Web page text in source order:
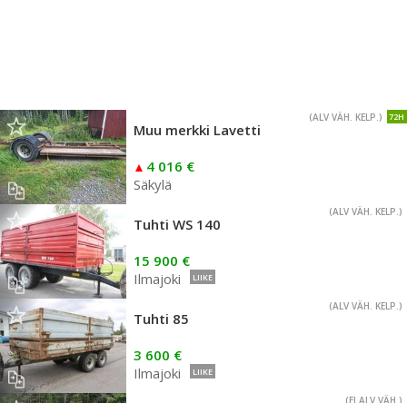
72H
(ALV VÄH. KELP.)
Muu merkki Lavetti
4 016 €
Säkylä
(ALV VÄH. KELP.)
Tuhti WS 140
15 900 €
Ilmajoki
LIIKE
(ALV VÄH. KELP.)
Tuhti 85
3 600 €
Ilmajoki
LIIKE
(EI ALV VÄH.)